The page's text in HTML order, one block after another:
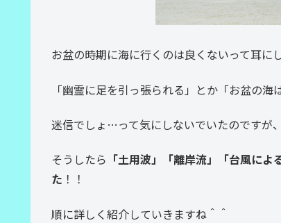
お盆の時期に海に行くのは良くないって耳に
「幽霊に足を引っ張られる」とか「お盆の海
迷信でしょ…って気にしないでいたのですが
そうしたら 「土用波」「離岸流」「台風に
た ！！
順に詳しく紹介していきますね＾＾